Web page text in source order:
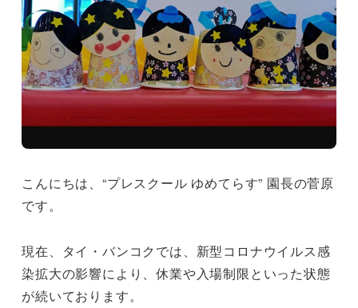
こんにちは、“プレスクール ゆめてらす” 園長の菅原
です。
現在、タイ・バンコクでは、新型コロナウイルス感
染拡大の影響により、休業や入場制限といった状態
が続いております。